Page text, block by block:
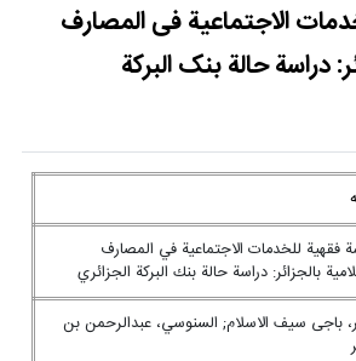
الاجتماعیة فی المصارف
دراسة حالة بنک البرکة
فقهية للخدمات الاجتماعية في المصارف
بالجزائر: دراسة حالة بنك البركة الجزائري
باجى سيف الاسلام; السنوسي، عبدالرحمن بن